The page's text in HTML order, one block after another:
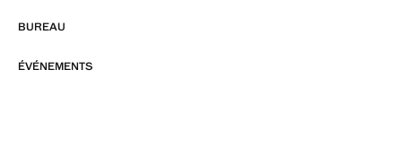
BUREAU
ÉVÉNEMENTS